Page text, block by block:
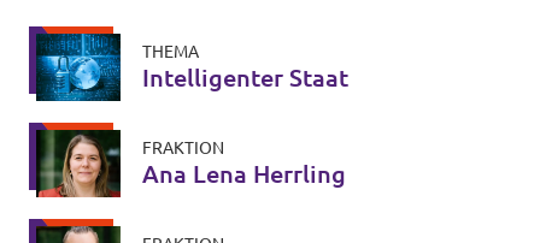
THEMA
Intelligenter Staat
FRAKTION
Ana Lena Herrling